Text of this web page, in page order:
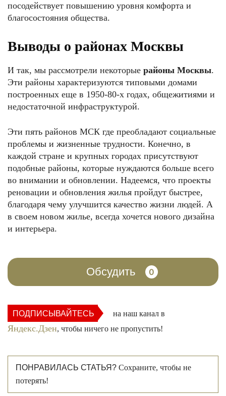
посодействует повышению уровня комфорта и
благосостояния общества.
Выводы о районах Москвы
И так, мы рассмотрели некоторые районы Москвы.
Эти районы характеризуются типовыми домами
построенных еще в 1950-80-x годах, общежитиями и
недостаточной инфраструктурой.
Эти пять районов МСК где преобладают социальные
проблемы и жизненные трудности. Конечно, в
каждой стране и крупных городах присутствуют
подобные районы, которые нуждаются больше всего
во внимании и обновлении. Надеемся, что проекты
реновации и обновления жилья пройдут быстрее,
благодаря чему улучшится качество жизни людей. А
в своем новом жилье, всегда хочется нового дизайна
и интерьера.
Обсудить 0
ПОДПИСЫВАЙТЕСЬ на наш канал в
Яндекс.Дзен, чтобы ничего не пропустить!
ПОНРАВИЛАСЬ СТАТЬЯ? Сохраните, чтобы не
потерять!